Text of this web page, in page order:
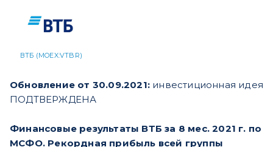
ВТБ (MOEX:VTBR)
Обновление от 30.09.2021: инвестиционная идея
ПОДТВЕРЖДЕНА
Финансовые результаты ВТБ за 8 мес. 2021 г. по
МСФО. Рекордная прибыль всей группы